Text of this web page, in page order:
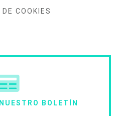
COOKIES
BOLETÍN